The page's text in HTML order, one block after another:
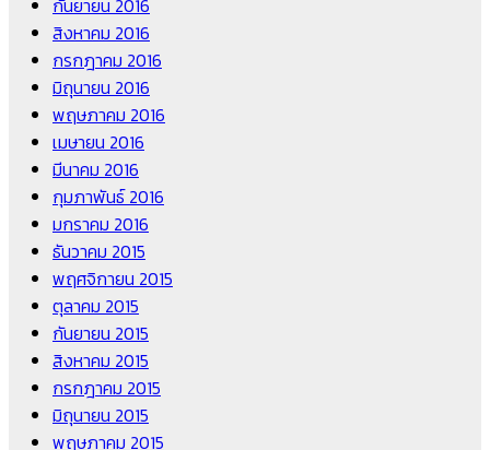
กันยายน 2016
สิงหาคม 2016
กรกฎาคม 2016
มิถุนายน 2016
พฤษภาคม 2016
เมษายน 2016
มีนาคม 2016
กุมภาพันธ์ 2016
มกราคม 2016
ธันวาคม 2015
พฤศจิกายน 2015
ตุลาคม 2015
กันยายน 2015
สิงหาคม 2015
กรกฎาคม 2015
มิถุนายน 2015
พฤษภาคม 2015